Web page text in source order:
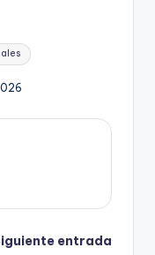
entrada